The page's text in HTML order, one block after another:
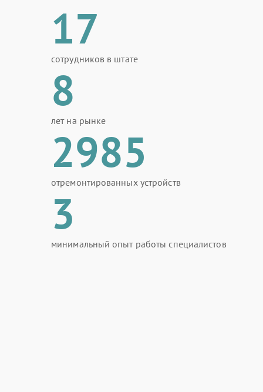
17
сотрудников в штате
8
лет на рынке
2985
отремонтированных устройств
3
минимальный опыт работы специалистов